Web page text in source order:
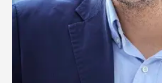
Resource Center
S'inscrire à la